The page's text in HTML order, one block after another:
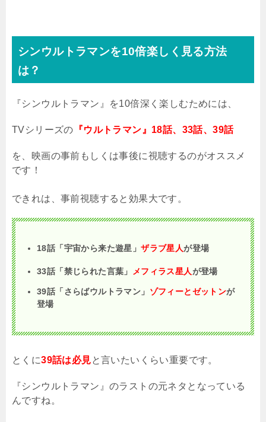
シンウルトラマンを10倍楽しく見る方法
は？
『シンウルトラマン』を10倍深く楽しむためには、
TVシリーズの 『ウルトラマン』18話、33話、39話
を、映画の事前もしくは事後に視聴するのがオススメ
です！
できれは、事前視聴すると効果大です。
18話「宇宙から来た遊星」ザラブ星人が登場
33話「禁じられた言葉」 メフィラス星人が登場
39話「さらばウルトラマン」 ゾフィーとゼットンが
登場
とくに39話は必見と言いたいくらい重要です。
『シンウルトラマン』のラストの元ネタとなっている
んですね。